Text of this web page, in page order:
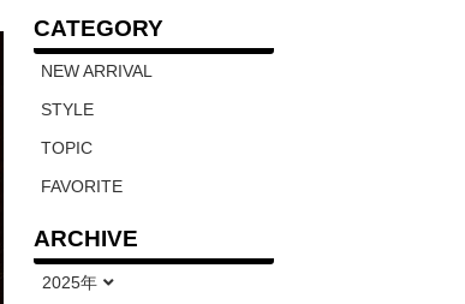
CATEGORY
NEW ARRIVAL
STYLE
TOPIC
FAVORITE
ARCHIVE
2025年